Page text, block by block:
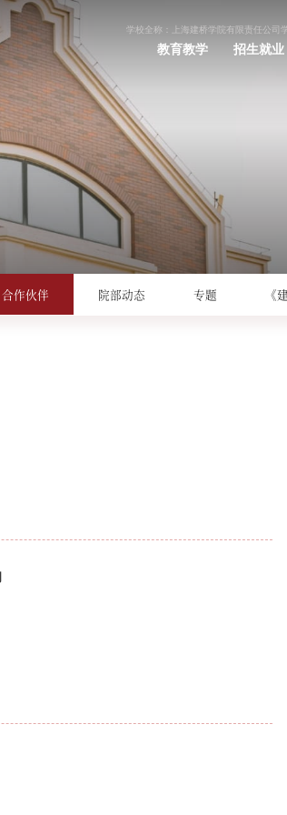
学校全称：上海建桥学院有限责任公司
教育教学 招生就业
合作伙伴 院部动态 专题 《